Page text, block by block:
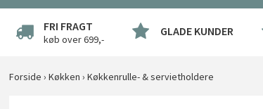
FRI FRAGT
køb over 699,-
GLADE KUNDER
Forside ›Køkken ›Køkkenrulle- & servietholdere